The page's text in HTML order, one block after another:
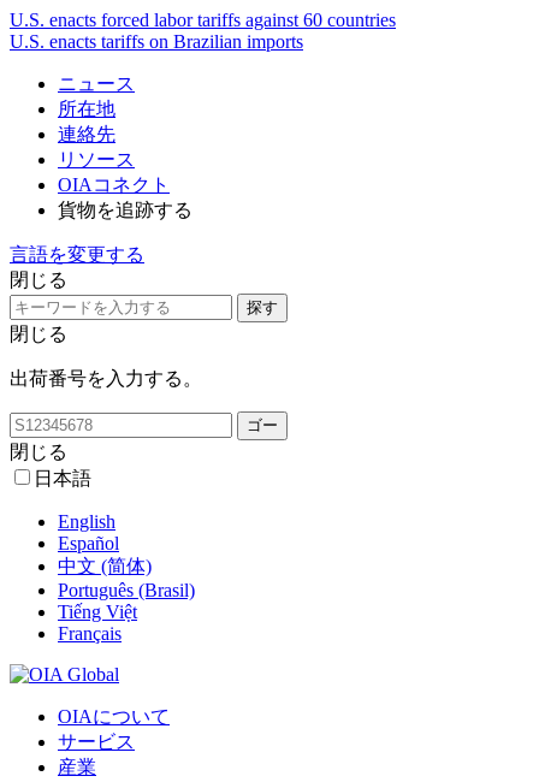
U.S. enacts forced labor tariffs against 60 countries
U.S. enacts tariffs on Brazilian imports
ニュース
所在地
連絡先
リソース
OIAコネクト
貨物を追跡する
言語を変更する
閉じる
閉じる
出荷番号を入力する。
閉じる
日本語
English
Español
中文 (简体)
Português (Brasil)
Tiếng Việt
Français
OIAについて
サービス
産業